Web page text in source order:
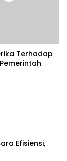
Terhadap
Efisiensi,